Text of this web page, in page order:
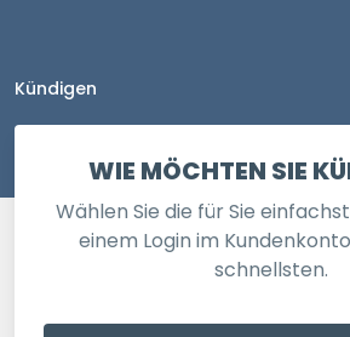
Kündigen
WIE MÖCHTEN SIE
Wählen Sie die für Sie
einem Login im
schnellsten.